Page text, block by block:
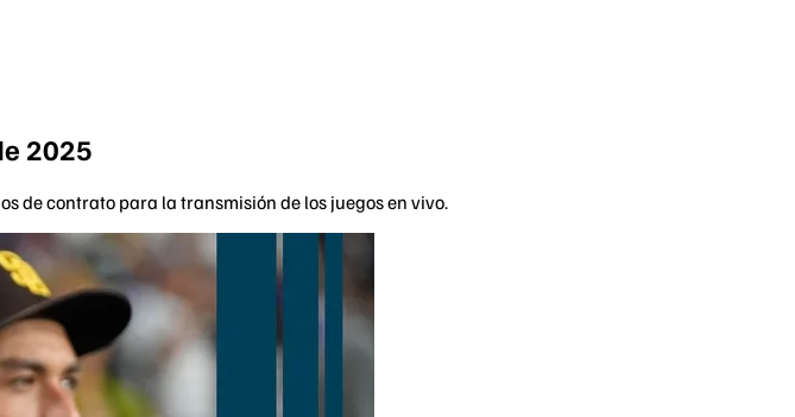
2025
de contrato para la transmisión de los juegos en vivo.